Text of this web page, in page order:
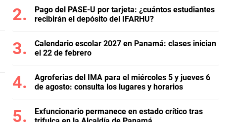
Pago del PASE-U por tarjeta: ¿cuántos estudiantes
recibirán el depósito del IFARHU?
Calendario escolar 2027 en Panamá: clases inician
el 22 de febrero
Agroferias del IMA para el miércoles 5 y jueves 6
de agosto: consulta los lugares y horarios
Exfuncionario permanece en estado crítico tras